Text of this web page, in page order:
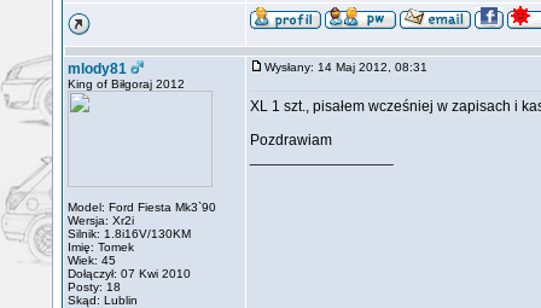
mlody81
King of Biłgoraj 2012
Model: Ford Fiesta Mk3`90
Wersja: Xr2i
Silnik: 1.8i16V/130KM
Imię: Tomek
Wiek: 45
Dołączył: 07 Kwi 2010
Posty: 18
Skąd: Lublin
Wysłany: 14 Maj 2012, 08:31
XL 1 szt., pisałem wcześniej w zapisach i
Pozdrawiam